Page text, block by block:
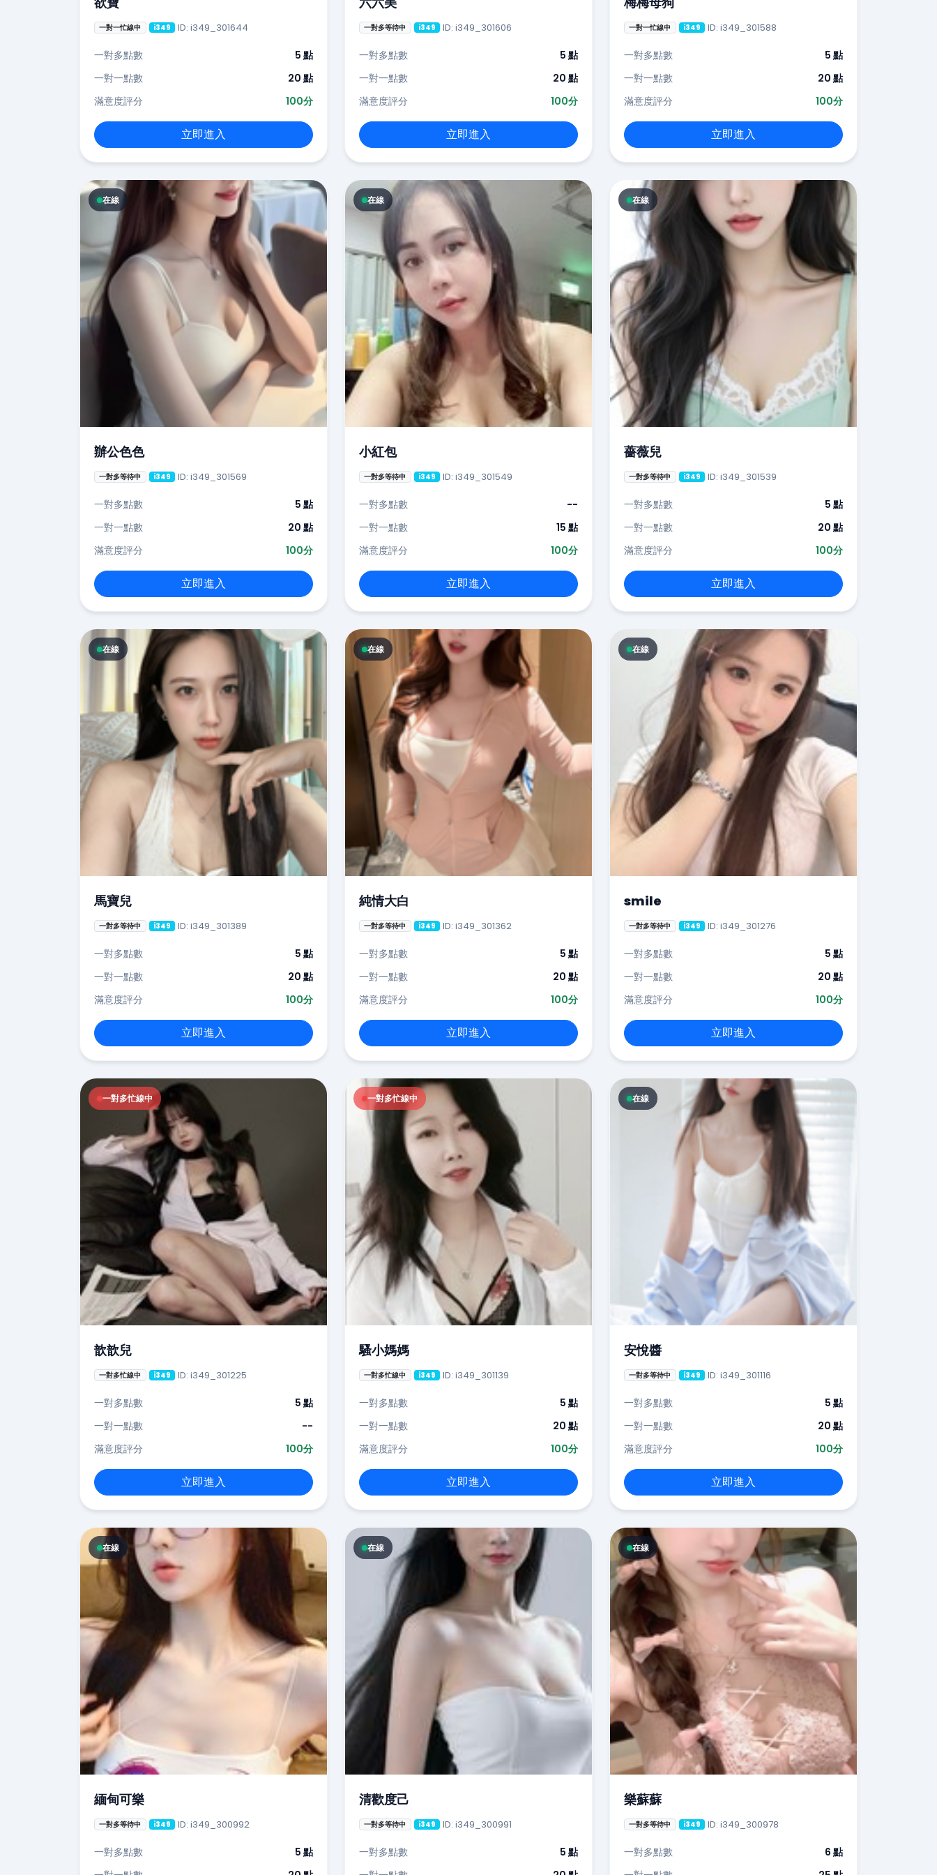
一對一忙線中 i349 ID: i349_301644
一對多點數
5 點
一對一點數
20 點
滿意度評分
100分
立即進入
一對多等待中 i349 ID: i349_301606
一對多點數
5 點
一對一點數
20 點
滿意度評分
100分
立即進入
一對一忙線中 i349 ID: i349_301588
一對多點數
5 點
一對一點數
20 點
滿意度評分
100分
立即進入
在線
辦公色色
一對多等待中 i349 ID: i349_301569
一對多點數
5 點
一對一點數
20 點
滿意度評分
100分
立即進入
在線
小紅包
一對多等待中 i349 ID: i349_301549
一對多點數
--
一對一點數
15 點
滿意度評分
100分
立即進入
在線
薔薇兒
一對多等待中 i349 ID: i349_301539
一對多點數
5 點
一對一點數
20 點
滿意度評分
100分
立即進入
在線
馬寶兒
一對多等待中 i349 ID: i349_301389
一對多點數
5 點
一對一點數
20 點
滿意度評分
100分
立即進入
在線
純情大白
一對多等待中 i349 ID: i349_301362
一對多點數
5 點
一對一點數
20 點
滿意度評分
100分
立即進入
在線
smile
一對多等待中 i349 ID: i349_301276
一對多點數
5 點
一對一點數
20 點
滿意度評分
100分
立即進入
一對多忙線中
歆歆兒
一對多忙線中 i349 ID: i349_301225
一對多點數
5 點
一對一點數
--
滿意度評分
100分
立即進入
一對多忙線中
騷小媽媽
一對多忙線中 i349 ID: i349_301139
一對多點數
5 點
一對一點數
20 點
滿意度評分
100分
立即進入
在線
安悅醬
一對多等待中 i349 ID: i349_301116
一對多點數
5 點
一對一點數
20 點
滿意度評分
100分
立即進入
在線
緬甸可樂
一對多等待中 i349 ID: i349_300992
一對多點數
5 點
在線
清歡度己
一對多等待中 i349 ID: i349_300991
一對多點數
5 點
在線
樂蘇蘇
一對多等待中 i349 ID: i349_300978
一對多點數
6 點